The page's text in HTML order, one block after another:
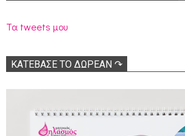
Τα tweets μου
ΚΑΤΕΒΑΣΕ ΤΟ ΔΩΡΕΑΝ ↷